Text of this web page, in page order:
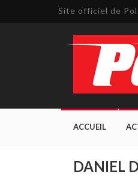
Site officiel de
ACCUEIL
DANIEL